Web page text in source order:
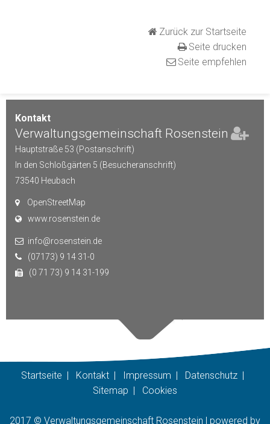
Kontakt
Verwaltungsgemeinschaft Rosenstein
Hauptstraße 53 (Postanschrift)
In den Schloßgärten 5 (Besucheranschrift)
73540 Heubach
OpenStreetMap
www.rosenstein.de
info@rosenstein.de
(07173) 9 14 31-0
(0 71 73) 9 14 31-199
Zurück zur Startseite
Seite drucken
Seite empfehlen
Startseite Kontakt Impressum Datenschutz
Sitemap
Cookies
2017 © Verwaltungsgemeinschaft Rosenstein | powered by